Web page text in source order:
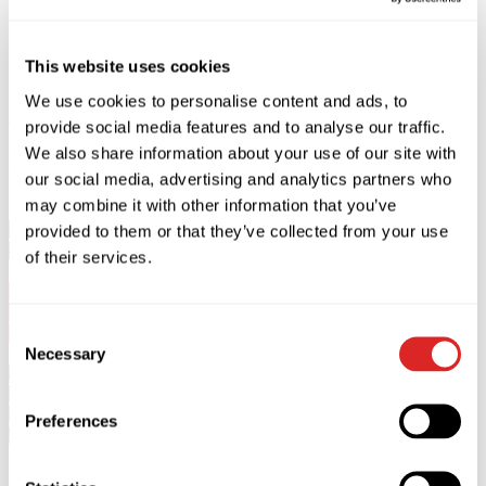
This website uses cookies
We use cookies to personalise content and ads, to
provide social media features and to analyse our traffic.
We also share information about your use of our site with
our social media, advertising and analytics partners who
may combine it with other information that you’ve
provided to them or that they’ve collected from your use
of their services.
Selection
Necessary
Preferences
Acheter Fermer
Description
Valery Meladze se produira à Malmö le 13 septembre 2026 au
Malmö Live.
*Les personnes de moins de 13 ans ne sont pas admises au
*Les personnes de moins de 18 ans doivent être accompagnées
et placées sous la responsabilité d’adultes de plus de 18 ans.
Si vous souhaitez acheter des billets pour des personnes à